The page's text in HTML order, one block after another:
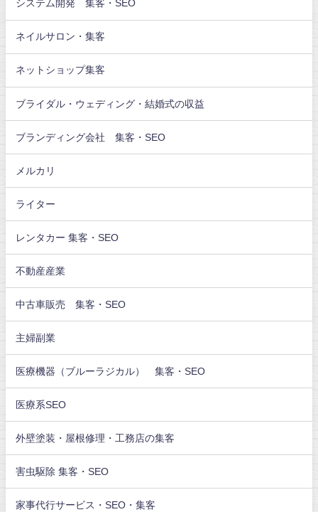
システム開発 集客・SEO
ネイルサロン・集客
ネットショップ集客
ブライダル・ウェディング・結婚式の収益
ブランディング会社 集客・SEO
メルカリ
ライター
レンタカー 集客・SEO
不動産産業
中古車販売 集客・SEO
主婦副業
医療機器（ブルーラジカル） 集客・SEO
医療系SEO
外壁塗装・屋根修理・工務店の集客
害虫駆除 集客・SEO
家事代行サービス・SEO・集客